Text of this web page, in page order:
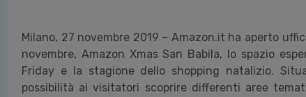
Milano, 27 novembre 2019 – Amazon.it ha aperto
novembre, Amazon Xmas San Babila, lo spazio
Friday e la stagione dello shopping natalizio.
possibilità ai visitatori scoprire differenti aree